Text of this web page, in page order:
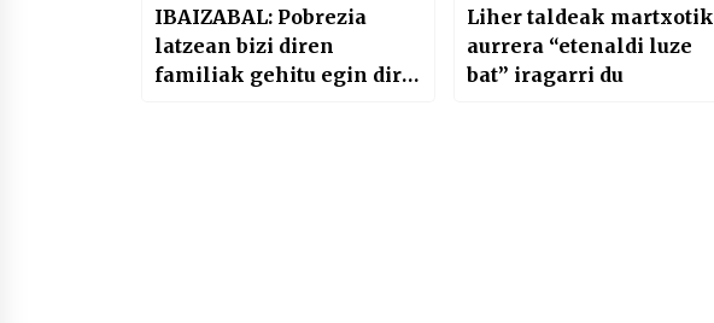
IBAIZABAL: Pobrezia
latzean bizi diren
familiak gehitu egin dira
Liher taldeak martxotik
aurrera “etenaldi luze
bat” iragarri du